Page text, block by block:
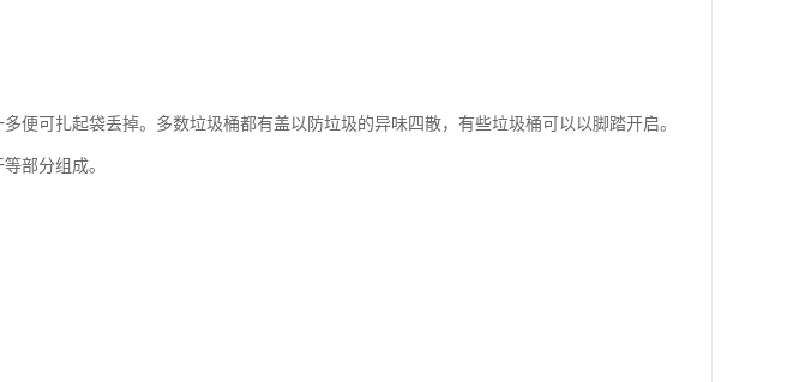
便可扎起袋丢掉。多数垃圾桶都有盖以防垃圾的异味四散，有些垃圾桶可以以脚踏开启。
部分组成。